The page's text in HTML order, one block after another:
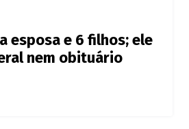
esposa e 6 filhos; ele
nem obituário